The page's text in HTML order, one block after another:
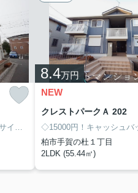
8.4万円
NEW
クレストパークＡ 202
柏市手賀の杜１丁目
2LDK (55.44㎡)